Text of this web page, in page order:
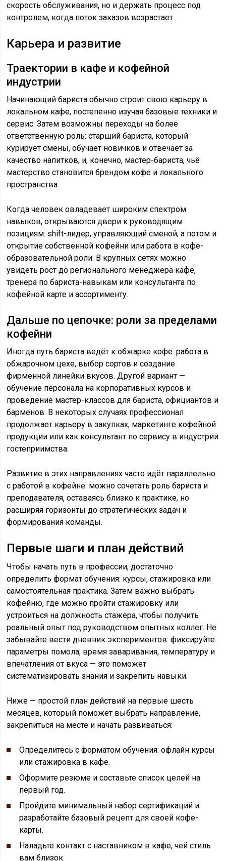
скорость обслуживания, но и держать процесс под
контролем, когда поток заказов возрастает.
Карьера и развитие
Траектории в кафе и кофейной
индустрии
Начинающий бариста обычно строит свою карьеру в
локальном кафе, постепенно изучая базовые техники и
сервис. Затем возможны переходы на более
ответственную роль: старший бариста, который
курирует смены, обучает новичков и отвечает за
качество напитков, и, конечно, мастер-бариста, чьё
мастерство становится брендом кофе и локального
пространства.
Когда человек овладевает широким спектром
навыков, открываются двери к руководящим
позициям: shift-лидер, управляющий сменой, а потом и
открытие собственной кофейни или работа в кофе-
образовательной роли. В крупных сетях можно
увидеть рост до регионального менеджера кафе,
тренера по бариста-навыкам или консультанта по
кофейной карте и ассортименту.
Дальше по цепочке: роли за пределами
кофейни
Иногда путь бариста ведёт к обжарке кофе: работа в
обжарочном цехе, выбор сортов и создание
фирменной линейки вкусов. Другой вариант —
обучение персонала на корпоративных курсов и
проведение мастер-классов для бариста, официантов и
барменов. В некоторых случаях профессионал
продолжает карьеру в закупках, маркетинге кофейной
продукции или как консультант по сервису в индустрии
гостеприимства.
Развитие в этих направлениях часто идёт параллельно
с работой в кофейне: можно сочетать роль бариста и
преподавателя, оставаясь близко к практике, но
расширяя горизонты до стратегических задач и
формирования команды.
Первые шаги и план действий
Чтобы начать путь в профессии, достаточно
определить формат обучения: курсы, стажировка или
самостоятельная практика. Затем важно выбрать
кофейню, где можно пройти стажировку или
устроиться на должность стажера, чтобы получить
реальный опыт под руководством опытных коллег. Не
забывайте вести дневник экспериментов: фиксируйте
параметры помола, время заваривания, температуру и
впечатления от вкуса — это поможет
систематизировать знания и закрепить навыки.
Ниже — простой план действий на первые шесть
месяцев, который поможет выбрать направление,
закрепиться на месте и начать развиваться:
Определитесь с форматом обучения: офлайн курсы
или стажировка в кафе.
Оформите резюме и составьте список целей на
первый год.
Пройдите минимальный набор сертификаций и
разработайте базовый рецепт для своей кофе-
карты.
Наладьте контакт с наставником в кафе, чей стиль
вам близок.